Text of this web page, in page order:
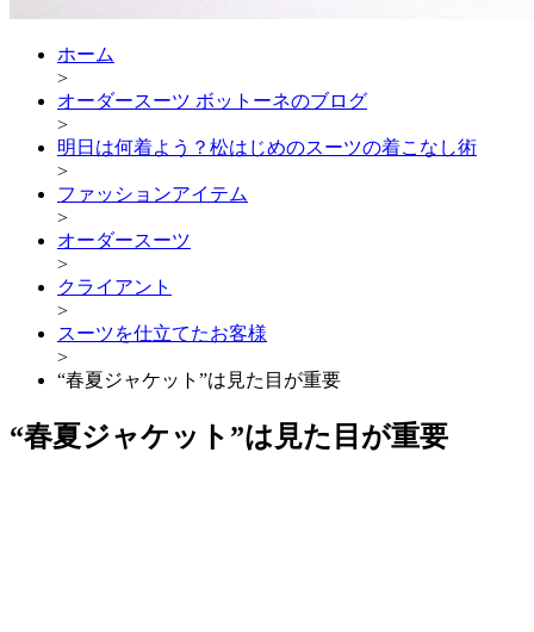
ホーム
>
オーダースーツ ボットーネのブログ
>
明日は何着よう？松はじめのスーツの着こなし術
>
ファッションアイテム
>
オーダースーツ
>
クライアント
>
スーツを仕立てたお客様
>
“春夏ジャケット”は見た目が重要
“春夏ジャケット”は見た目が重要